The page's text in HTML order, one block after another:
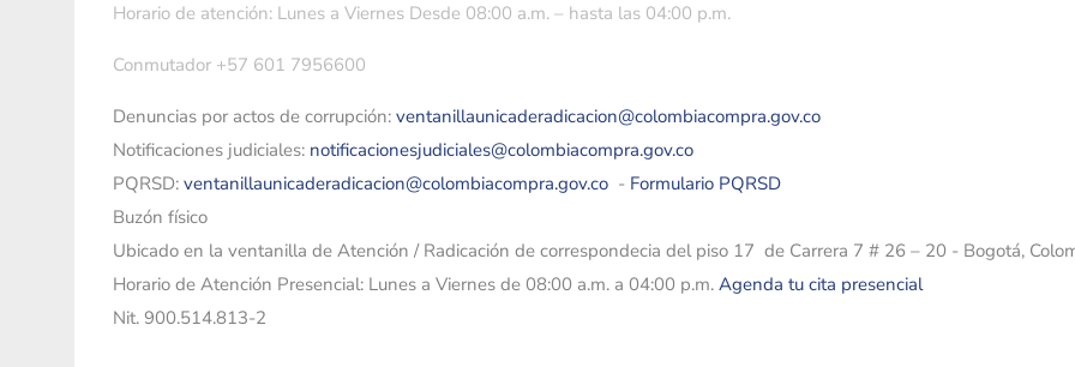
Horario de atención: Lunes a Viernes Desde 08:00 a.m. – hasta las 04:00 p.m.
Conmutador +57 601 7956600
Denuncias por actos de corrupción: ventanillaunicaderadicacion@colombiacompra.gov.co
Notificaciones judiciales: notificacionesjudiciales@colombiacompra.gov.co
PQRSD: ventanillaunicaderadicacion@colombiacompra.gov.co - Formulario PQRSD
Buzón físico
Ubicado en la ventanilla de Atención / Radicación de correspondecia del piso 17 de Carrera 7 # 26 – 20 - Bogotá,
Horario de Atención Presencial: Lunes a Viernes de 08:00 a.m. a 04:00 p.m. Agenda tu cita presencial
Nit. 900.514.813-2